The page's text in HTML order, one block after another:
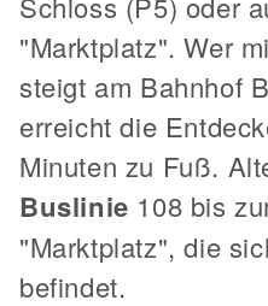
"Marktplatz". Wer
steigt am Bahnhof
erreicht die
Minuten zu Fuß.
Buslinie 108 bis
"Marktplatz", die
befindet.